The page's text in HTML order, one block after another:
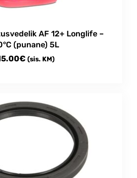
AF 12+ Longlife –
(punane) 5L
€ (sis. KM)